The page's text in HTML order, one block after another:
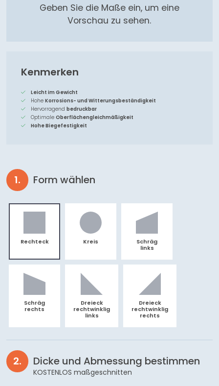
Geben Sie die Maße ein, um eine
Vorschau zu sehen.
Kenmerken
Leicht im Gewicht
HoheKorrosions- und Witterungsbeständigkeit
Hervorragendbedruckbar
OptimaleOberflächengleichmäßigkeit
Hohe Biegefestigkeit
Form wählen
Rechteck Kreis
Schräg
links
Schräg
rechts
Dreieck
rechtwinklig
links
Dreieck
rechtwinklig
rechts
Dicke und Abmessung bestimmen
KOSTENLOS maßgeschnitten